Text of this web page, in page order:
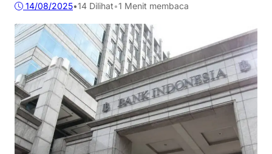
14/08/2025•14 Dilihat•1 Menit membaca